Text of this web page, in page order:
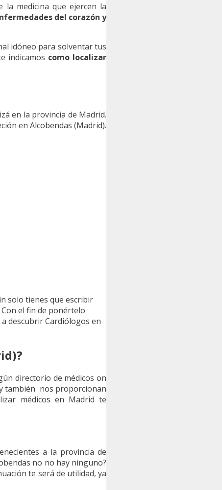
la medicina que ejercen la
del corazón y
idóneo para solventar tus
indicamos como localizar
en la provincia de Madrid.
en Alcobendas (Madrid).
solo tienes que escribir
el fin de ponértelo
descubrir Cardiólogos en
directorio de médicos on
también nos proporcionan
médicos en Madrid te
a la provincia de
no no hay ninguno?
te será de utilidad, ya